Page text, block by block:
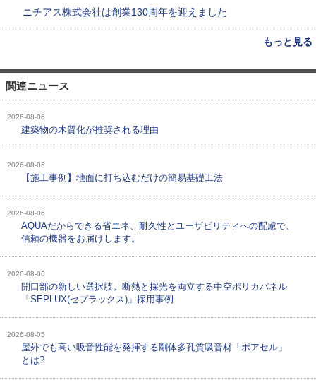
ニチアス株式会社は創業130周年を迎えました
もっと見る
関連ニュース
2026-08-06
建築物の木質化が推奨される理由
2026-08-06
【施工事例】地面に打ち込むだけの簡易基礎工法
2026-08-06
AQUAだからできる省エネ、耐久性とユーザビリティへの配慮で、
信頼の機器をお届けします。
2026-08-06
開口部の新しい選択肢。断熱と採光を両立する中空ポリカパネル
「SEPLUX(セプラックス)」採用事例
2026-08-05
屋外でも高い吸音性能を発揮する剛体多孔質吸音材「ポアセル」
とは?